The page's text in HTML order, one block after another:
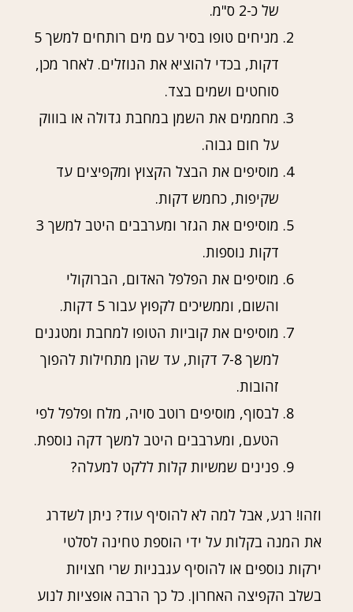
של כ-2 ס"מ.
מניחים טופו בסיר עם מים רותחים למשך 5
דקות, בכדי להוציא את הנוזלים. לאחר מכן,
סוחטים ושמים בצד.
מחממים את השמן במחבת גדולה או בוווק
על חום גבוה.
מוסיפים את הבצל הקצוץ ומקפיצים עד
שקיפות, כחמש דקות.
מוסיפים את הגזר ומערבבים היטב למשך 3
דקות נוספות.
מוסיפים את הפלפל האדום, הברוקולי
והשום, וממשיכים לקפוץ עבור 5 דקות.
מוסיפים את קוביות הטופו למחבת ומטגנים
למשך 7-8 דקות, עד שהן מתחילות להפוך
זהובות.
לבסוף, מוסיפים רוטב סויה, מלח ופלפל לפי
הטעם, ומערבבים היטב למשך דקה נוספת.
פנינים שמשיות קלות ללקט למעלה?
וזהו! רגע, אבל למה לא להוסיף עוד? ניתן לשדרג
את המנה בקלות על ידי הוספת טחינה לסלטי
ירקות נוספים או להוסיף עגבניות שרי חצויות
בשלב הקפיצה האחרון. כל כך הרבה אופציות לנוע